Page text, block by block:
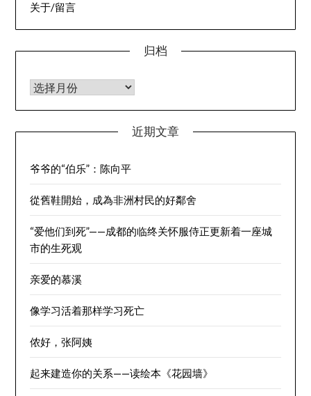
关于/留言
归档
归档
近期文章
爷爷的“伯乐”：陈向平
從舊鞋開始，成為非洲村民的好鄰舍
“爱他们到死”——成都的临终关怀服侍正更新着一座城
市的生死观
亲爱的慕溪
像学习活着那样学习死亡
侬好，张阿姨
起来建造你的关系——读绘本《花园墙》